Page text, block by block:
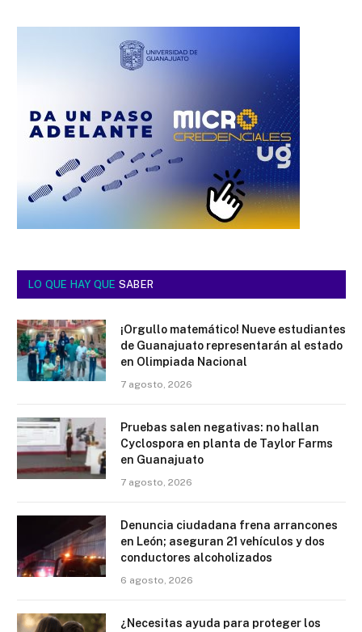
LO QUE HAY QUE SABER
¡Orgullo matemático! Nueve estudiantes
de Guanajuato representarán al estado
en Olimpiada Nacional
7 agosto, 2026
Pruebas salen negativas: no hallan
Cyclospora en planta de Taylor Farms
en Guanajuato
7 agosto, 2026
Denuncia ciudadana frena arrancones
en León; aseguran 21 vehículos y dos
conductores alcoholizados
6 agosto, 2026
¿Necesitas ayuda para proteger los